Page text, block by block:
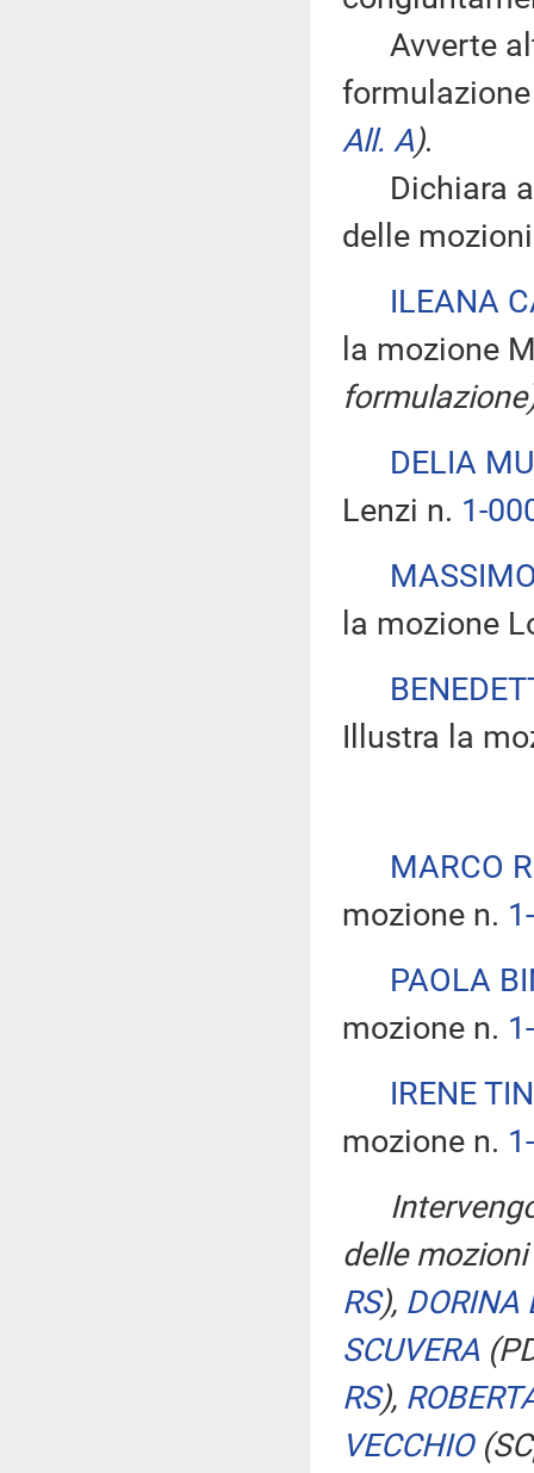
Avverte
All. A).
Dichiara
delle
ILEANA
la mozione
DELIA
Lenzi n. 1-
la mozione
Illustra la
MARCO
mozione n.
PAOLA
mozione n.
IRENE
mozione n.
delle
RS), DORINA
SCUVERA
RS),
VECCHIO